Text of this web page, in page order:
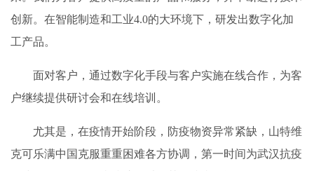
创新。在智能制造和工业4.0的大环境下，研发出数字化加
工产品。
面对客户，通过数字化手段与客户实施在线合作，为客
户继续提供研讨会和在线培训。
尤其是，在疫情开始阶段，防疫物资异常紧缺，山特维
克可乐满中国克服重重困难各方协调，第一时间为武汉抗疫